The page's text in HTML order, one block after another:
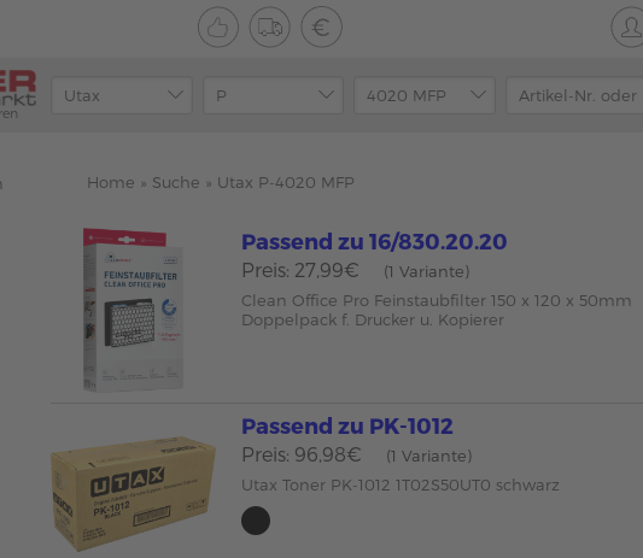
Home » Suche » Utax P-4020 MFP
Passend zu 16/830.20.20
Preis: 27,99€
(1 Variante)
Clean Office Pro Feinstaubfilter 150 x 120 x 50mm
Doppelpack f. Drucker u. Kopierer
Passend zu PK-1012
Preis: 96,98€
(1 Variante)
Utax Toner PK-1012 1T02S50UT0 schwarz